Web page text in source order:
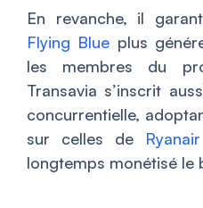
En revanche, il
Flying Blue plus
les membres du
Transavia s’inscrit
concurrentielle,
sur celles de Ryanair
longtemps monétisé le